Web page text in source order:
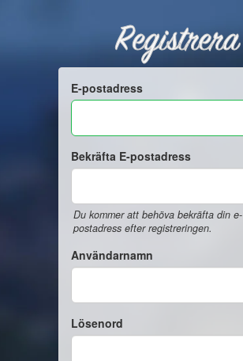
Registrera
E-postadress
Bekräfta E-postadress
Du kommer att behöva bekräfta din e-
postadress efter registreringen.
Användarnamn
Lösenord